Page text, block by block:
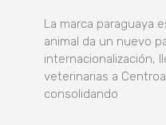
La marca paraguaya
animal da un nuevo
internacionalización,
veterinarias a
consolidando